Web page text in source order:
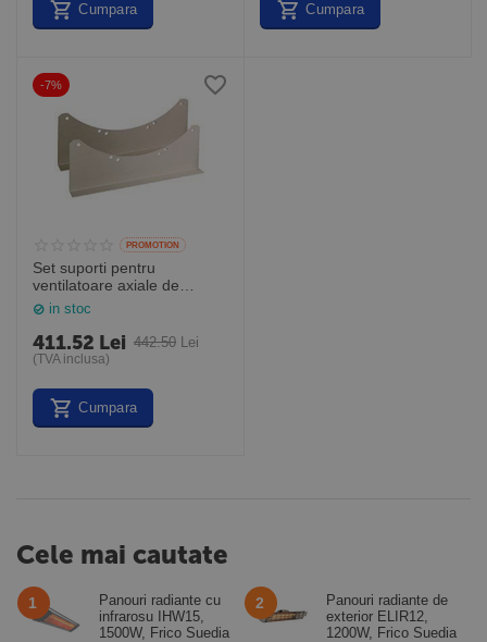
Cumpara Cumpara
-7%
PROMOTION
Set suporti pentru
ventilatoare axiale de
tubulatura PS-56/63
in stoc
442.50 Lei
411.52 Lei
(TVA inclusa)
Cumpara
Cele mai cautate
1
Panouri radiante cu
infrarosu IHW15,
1500W, Frico Suedia
2
Panouri radiante de
exterior ELIR12,
1200W, Frico Suedia